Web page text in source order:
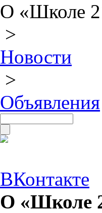
О «Школе
>
Новости
>
Объявления
ВКонтакте
О «Школе